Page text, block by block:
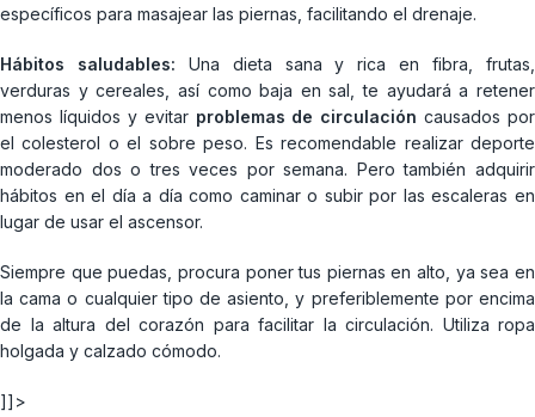
específicos para masajear las piernas, facilitando el drenaje.
Hábitos saludables: Una dieta sana y rica en fibra, frutas,
verduras y cereales, así como baja en sal, te ayudará a retener
menos líquidos y evitar problemas de circulación causados por
el colesterol o el sobre peso. Es recomendable realizar deporte
moderado dos o tres veces por semana. Pero también adquirir
hábitos en el día a día como caminar o subir por las escaleras en
lugar de usar el ascensor.
Siempre que puedas, procura poner tus piernas en alto, ya sea en
la cama o cualquier tipo de asiento, y preferiblemente por encima
de la altura del corazón para facilitar la circulación. Utiliza ropa
holgada y calzado cómodo.
]]>